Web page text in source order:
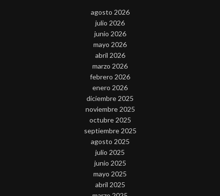
agosto 2026
julio 2026
junio 2026
mayo 2026
abril 2026
marzo 2026
febrero 2026
enero 2026
diciembre 2025
noviembre 2025
octubre 2025
septiembre 2025
agosto 2025
julio 2025
junio 2025
mayo 2025
abril 2025